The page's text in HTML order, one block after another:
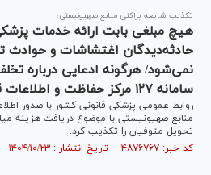
تکذیب شایعه پراکنی منابع صهیونیستی؛
هیچ مبلغی بابت ارائه خدمات
حادثه‌دیدگان اغتشاشات و حوادث
نمی‌شود/ هرگونه ادعایی درباره
سامانه ۱۲۷ مرکز حفاظت و اطلاعات قوه قضاییه گزارش شود ‎
روابط عمومی پزشکی قانونی کشور با صدور
منابع صهیونیستی با موضوع دریافت هزینه
تحویل متوفیان را تکذیب کرد.
کد خبر: ۴۸۷۶۷۶۷ تاریخ انتشار : ۱۴۰۴/۱۰/۲۳